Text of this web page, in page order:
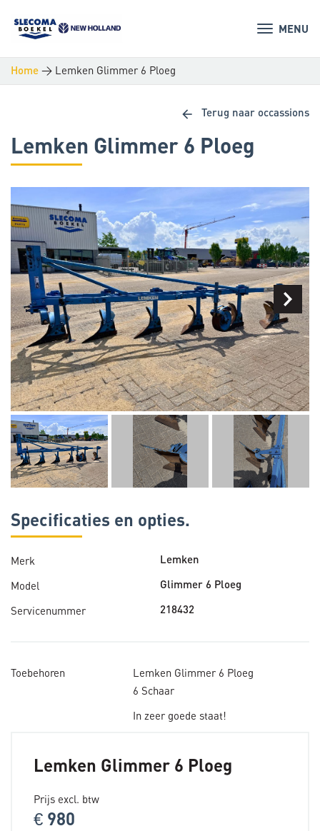
MENU
Home > Lemken Glimmer 6 Ploeg
Lemken Glimmer 6 Ploeg
arrow_back Terug naar occassions
Specificaties en opties.
Merk Lemken
Model Glimmer 6 Ploeg
Servicenummer 218432
Toebehoren
Lemken Glimmer 6 Ploeg
6 Schaar
In zeer goede staat!
Lemken Glimmer 6 Ploeg
Prijs excl. btw
€ 980